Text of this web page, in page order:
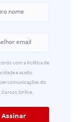
com a Política de
e aceito
comunicações do
Cursos Online.